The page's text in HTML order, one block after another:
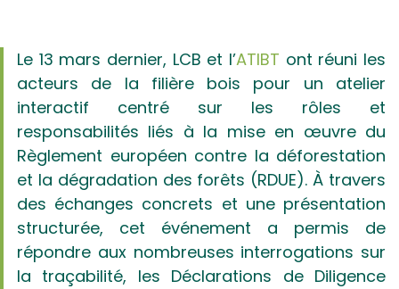
Le 13 mars dernier, LCB et l’ATIBT ont réuni les
acteurs de la filière bois pour un atelier
interactif centré sur les rôles et
responsabilités liés à la mise en œuvre du
Règlement européen contre la déforestation
et la dégradation des forêts (RDUE). À travers
des échanges concrets et une présentation
structurée, cet événement a permis de
répondre aux nombreuses interrogations sur
la traçabilité, les Déclarations de Diligence